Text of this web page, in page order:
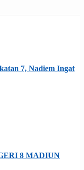
7, Nadiem Ingat
8 MADIUN